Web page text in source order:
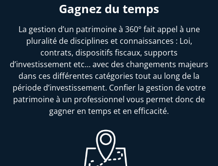
Gagnez du temps
La gestion d’un patrimoine à 360° fait appel à une
pluralité de disciplines et connaissances : Loi,
contrats, dispositifs fiscaux, supports
d’investissement etc… avec des changements majeurs
dans ces différentes catégories tout au long de la
période d’investissement. Confier la gestion de votre
patrimoine à un professionnel vous permet donc de
gagner en temps et en efficacité.